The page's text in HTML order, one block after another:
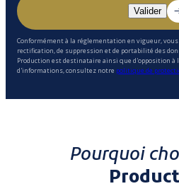
Conformément à la réglementation en vigueur, vous
rectification, de suppression et de portabilité des
Production est destinataire ainsi que d'opposition
d'informations, consultez notre politique de
Pourquoi